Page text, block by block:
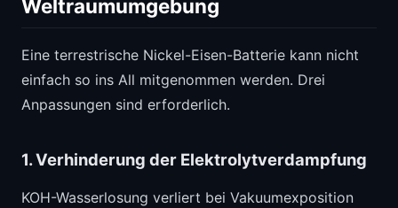
Weltraumumgebung
Eine terrestrische Nickel-Eisen-Batterie kann nicht
einfach so ins All mitgenommen werden. Drei
Anpassungen sind erforderlich.
1. Verhinderung der Elektrolytverdampfung
KOH-Wasserlosung verliert bei Vakuumexposition